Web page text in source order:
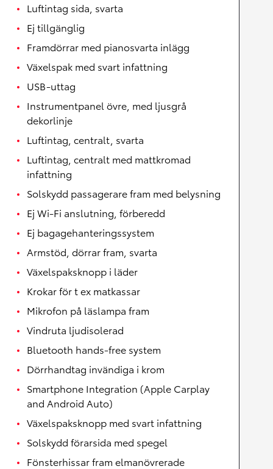
Luftintag sida, svarta
Ej tillgänglig
Framdörrar med pianosvarta inlägg
Växelspak med svart infattning
USB-uttag
Instrumentpanel övre, med ljusgrå
dekorlinje
Luftintag, centralt, svarta
Luftintag, centralt med mattkromad
infattning
Solskydd passagerare fram med belysning
Ej Wi-Fi anslutning, förberedd
Ej bagagehanteringssystem
Armstöd, dörrar fram, svarta
Växelspaksknopp i läder
Krokar för t ex matkassar
Mikrofon på läslampa fram
Vindruta ljudisolerad
Bluetooth hands-free system
Dörrhandtag invändiga i krom
Smartphone Integration (Apple Carplay
and Android Auto)
Växelspaksknopp med svart infattning
Solskydd förarsida med spegel
Fönsterhissar fram elmanövrerade